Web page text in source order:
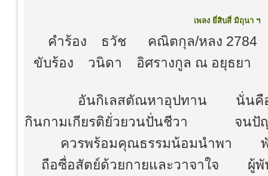
เพลง ยี่สิบสี่ มิถุนา ฯ
คำร้อง ธวัช คณิตกุล/หลง
ขับร้อง วนิดา อิศรางกูล ณ อยุธ
อันกิเลสตัณหาอุปทาน นั่นคือ
กินกามเกียรติยั่วยวนปั่นชีวา จนปัญญา
ควรพร้อมคุณธรรมน้อมนำพา พั
ถือซื่อสัตย์ด้วยกายและวาจาใจ ผู้พัน